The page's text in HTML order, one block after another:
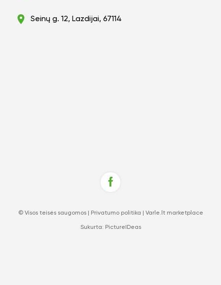
Seinų g. 12, Lazdijai, 67114
© Visos teisės saugomos | Privatumo politika Varle.lt marketplace
Sukurta: PictureIDeas